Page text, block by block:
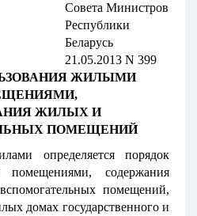
Совета Министров
Республики
Беларусь
21.05.2013 N 399
ЖИЛЫМИ
ЖИЛЫХ И
ПОМЕЩЕНИЙ
определяется порядок
содержания
помещений,
домах государственного и